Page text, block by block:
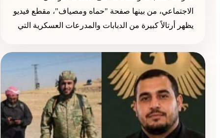
الاجتماعي، من بينها صفحة "حماه ومصياف"، مقطع فيديو
يظهر أرتالاً كبيرة من الدبابات والمدرعات العسكرية التي